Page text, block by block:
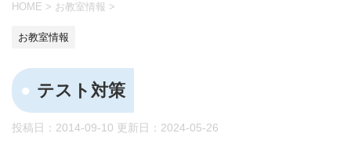
HOME > お教室情報 >
お教室情報
テスト対策
投稿日：2014-09-10 更新日： 2024-05-26